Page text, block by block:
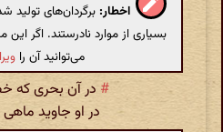
اخطار: برگردان‌های
بسیاری از موارد نادرستند. اگر
می‌توانید آن را
# در آن بحری که
در او جاوید